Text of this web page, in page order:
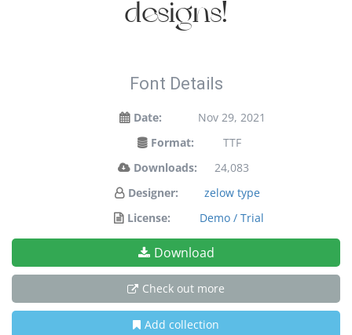
designs!
Font Details
Date:
Nov 29, 2021
Format:
TTF
Downloads:
24,083
Designer:
zelow type
License:
Demo / Trial
Download
Check out more
Add collection